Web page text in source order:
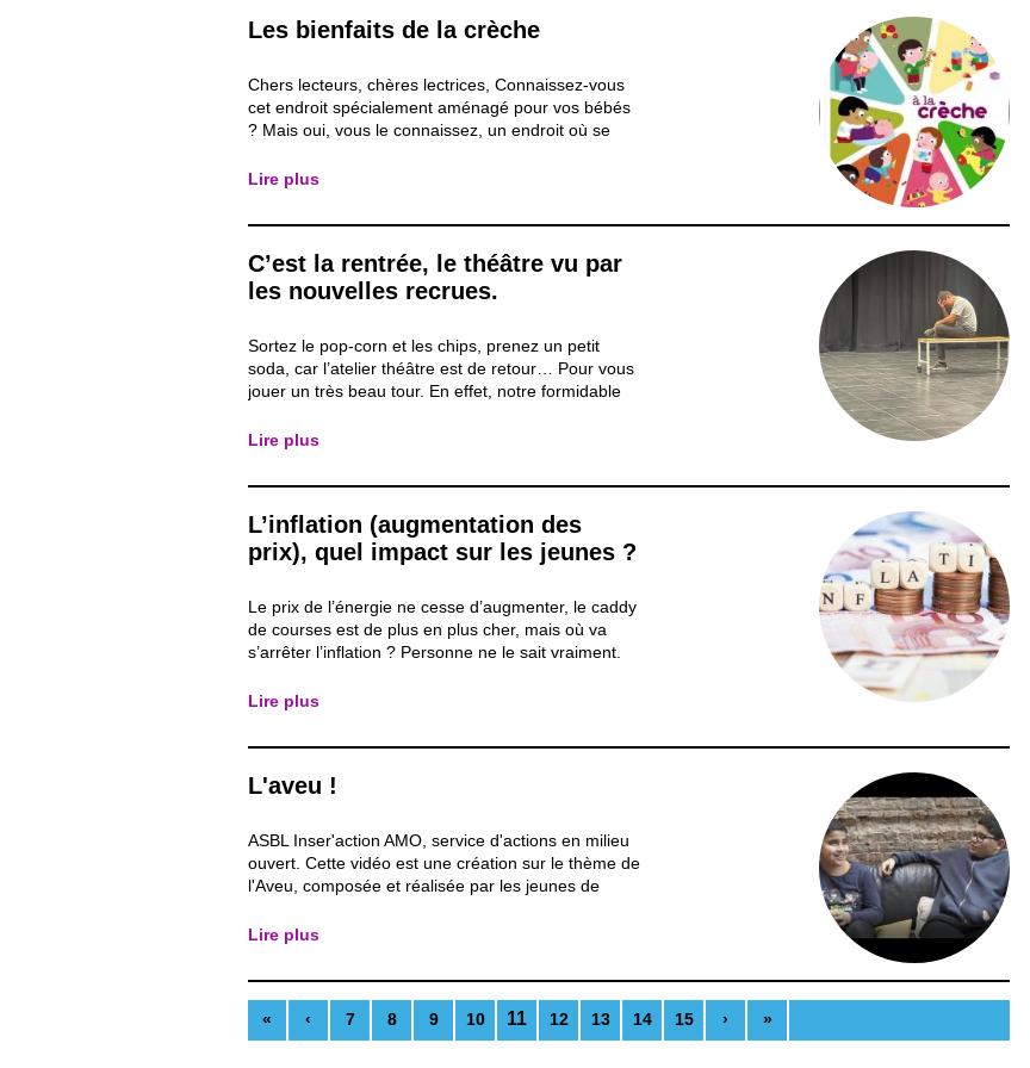
Les bienfaits de la crèche
Chers lecteurs, chères lectrices, Connaissez-vous
cet endroit spécialement aménagé pour vos bébés
? Mais oui, vous le connaissez, un endroit où se
bien sûr ! A priori, nous connaissons tous ce qu’est
Lire plus
C’est la rentrée, le théâtre vu par
les nouvelles recrues.
Sortez le pop-corn et les chips, prenez un petit
soda, car l’atelier théâtre est de retour… Pour vous
jouer un très beau tour. En effet, notre formidable
aventures. Après avoir travaillé, lors de l’année
Lire plus
L’inflation (augmentation des
prix), quel impact sur les jeunes ?
Le prix de l’énergie ne cesse d’augmenter, le caddy
de courses est de plus en plus cher, mais où va
s’arrêter l’inflation ? Personne ne le sait vraiment.
radio, sur internet, il est pratiquement impossible à
Lire plus
L'aveu !
ASBL Inser'action AMO, service d'actions en milieu
ouvert. Cette vidéo est une création sur le thème de
l'Aveu, composée et réalisée par les jeunes de
soutien de la Commission communautaire française,
(réserve...
Lire plus
« ‹ 7 8 9 10 11 12 13 14 15 › »